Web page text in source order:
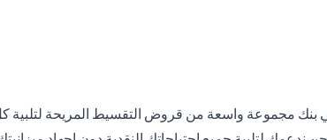
بنك مجموعة واسعة من قروض التقسيط المريحة لتلبية